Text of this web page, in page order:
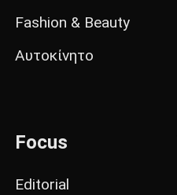
Fashion & Beauty
Αυτοκίνητο
Focus
Editorial